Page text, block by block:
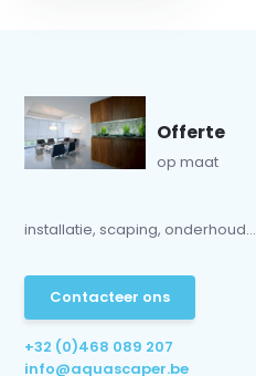
Offerte
op maat
installatie, scaping, onderhoud...
Contacteer ons
+32 (0)468 089 207
info@aquascaper.be